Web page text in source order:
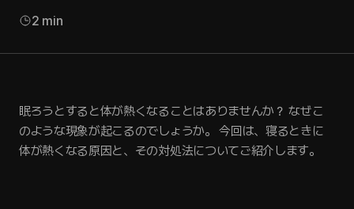
2 min
眠ろうとすると体が熱くなることはありませんか？ なぜこ
のような現象が起こるのでしょうか。 今回は、寝るときに
体が熱くなる原因と、その対処法についてご紹介します。